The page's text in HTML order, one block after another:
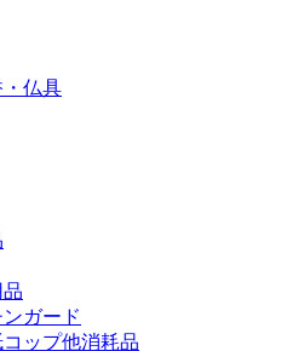
・仏具
ガード
ップ他消耗品